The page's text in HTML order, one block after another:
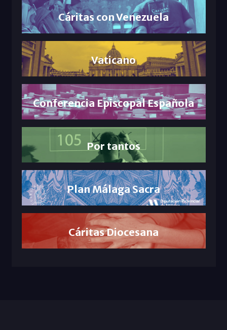
Cáritas con Venezuela
Vaticano
Conferencia Episcopal Española
Por tantos
Plan Málaga Sacra
Cáritas Diocesana